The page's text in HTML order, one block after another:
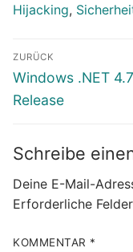
Hijacking,
ZURÜCK
Vorheriger
Beitrag:
Windows .NET
Release
Schreibe
Deine E-Mail-
Erforderliche
KOMMENTAR *